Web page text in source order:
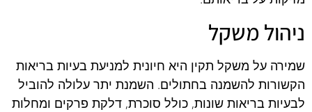
ניהול משקל
שמירה על משקל תקין היא חיונית למניעת בעיות בריאות
הקשורות להשמנה בחתולים. השמנת יתר עלולה להוביל
לבעיות בריאות שונות, כולל סוכרת, דלקת פרקים ומחלות